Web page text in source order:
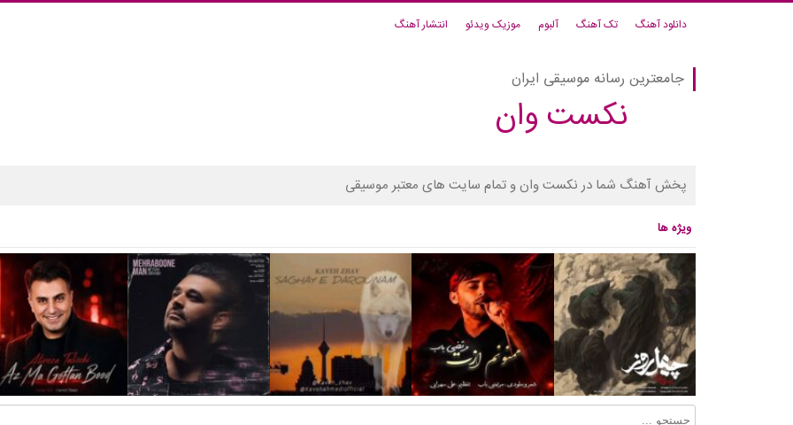
دانلود آهنگ تک آهنگ آلبوم موزیک ویدئو انتشار آهنگ
جامعترین رسانه موسیقی ایران
نکست وان
پخش آهنگ شما در نکست وان و تمام سایت های معتبر موسیقی
ویژه ها